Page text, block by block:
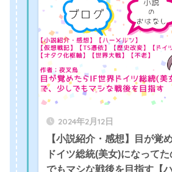
2024年2月12日
【小説紹介・感想】目が覚
ドイツ総統(美女)になって
でもマシな戦後を目指す【